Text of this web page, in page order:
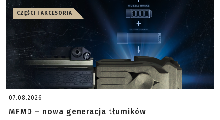
CZĘŚCI I AKCESORIA
07.08.2026
MFMD – nowa generacja tłumików